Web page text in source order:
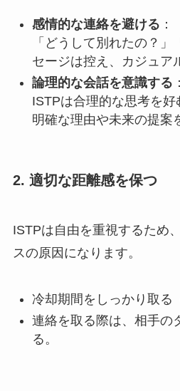
感情的な連絡を避ける ：
「どうして別れたの？
セージは控え、カジュア
論理的な会話を意識する ：
ISTPは合理的な思考を
明確な理由や未来の提案
2. 適切な距離感を保つ
ISTPは自由を重視するため
スの原因になります。
冷却期間をしっかり取る
連絡を取る際は、相手の
る。